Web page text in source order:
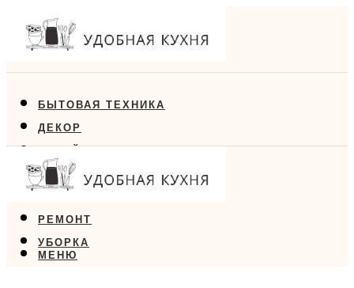
БЫТОВАЯ ТЕХНИКА
ДЕКОР
ДИЗАЙН
ЕДА
РЕМОНТ
УБОРКА
МЕНЮ